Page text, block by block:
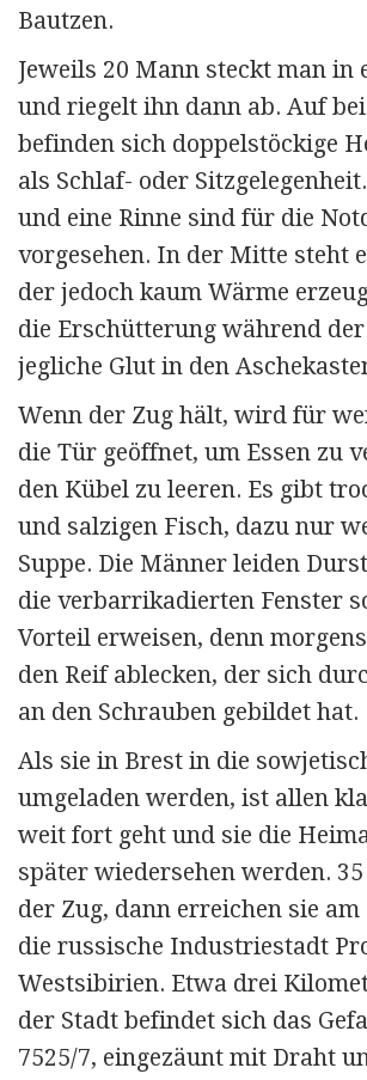
Bautzen.
Jeweils 20 Mann steckt man in
und riegelt ihn dann ab. Auf
befinden sich doppelstöckige
als Schlaf- oder
und eine Rinne sind für die
vorgesehen. In der Mitte steht
der jedoch kaum Wärme
die Erschütterung während
jegliche Glut in den
Wenn der Zug hält, wird für
die Tür geöffnet, um Essen zu
den Kübel zu leeren. Es gibt
und salzigen Fisch, dazu nur
Suppe. Die Männer leiden
die verbarrikadierten Fenster
Vorteil erweisen, denn
den Reif ablecken, der sich
an den Schrauben gebildet hat.
Als sie in Brest in die
umgeladen werden, ist allen
weit fort geht und sie die
später wiedersehen werden.
der Zug, dann erreichen sie am
die russische Industriestadt
West­sibirien. Etwa drei
der Stadt befindet sich das
7525/7, eingezäunt mit Draht